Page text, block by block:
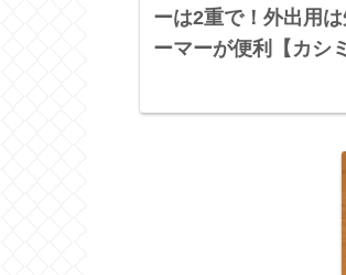
ーは2重で！外出用
ーマーが便利【カシ